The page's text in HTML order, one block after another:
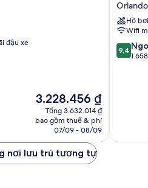
đậu xe
Giá
hiện
tại
3.228.456 ₫
3.228.456 ₫
Tổng 3.632.014 ₫
bao gồm thuế & phí
07/09 - 08/09
Club
Grand
Beach
Orlando
Orlando
Orlando
Hồ bơi
Wifi
9.4
trên
9,4
nơi lưu trú tương tự